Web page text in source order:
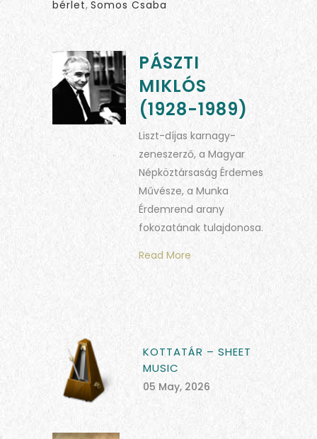
bérlet, Somos Csaba
PÁSZTI
MIKLÓS
(1928-1989)
Liszt-díjas karnagy-
zeneszerző, a Magyar
Népköztársaság Érdemes
Művésze, a Munka
Érdemrend arany
fokozatának tulajdonosa.
Read More
KOTTATÁR – SHEET
MUSIC
05 May, 2026